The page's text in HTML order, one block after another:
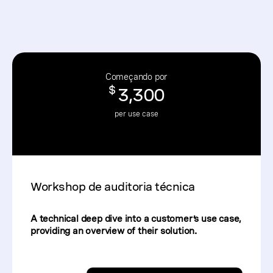
Começando por
$ 3,300
per use case
Workshop de auditoria técnica
A technical deep dive into a customer’s use case,
providing an overview of their solution.